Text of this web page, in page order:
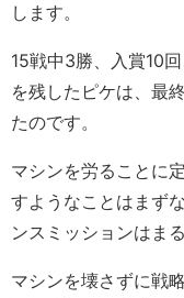
します。
15戦中3勝、入賞10
を残したピケは、最
たのです。
マシンを労ることに
すようなことはまず
ンスミッションはま
マシンを壊さずに戦